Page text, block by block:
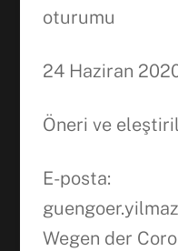
oturumu
24 Haziran
Öneri ve
E-posta:
Wegen der